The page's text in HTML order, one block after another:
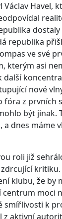
Havel,
republika
ve své
kterým asi
nové
z prvních
být
dnes máme
roli již
klubu, že by
moci
k
aktivní